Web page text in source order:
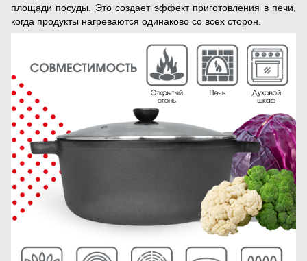
площади посуды. Это создает эффект приготовления в печи,
когда продукты нагреваются одинаково со всех сторон.